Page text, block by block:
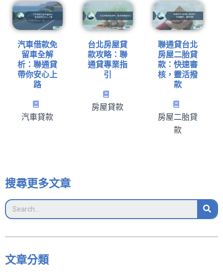
汽車借款免
留車全解
析：聯通貸
帶你安心上
路
汽車貸款
台北房屋貸
款攻略：聯
通貸專業指
引
房屋貸款
聯通貸台北
房屋二胎貸
款：快速審
核，靈活撥
款
房屋二胎貸
款
搜尋更多文章
文章分類